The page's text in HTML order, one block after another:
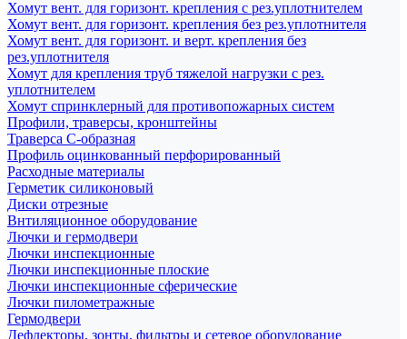
Хомут вент. для горизонт. крепления с рез.уплотнителем
Хомут вент. для горизонт. крепления без рез.уплотнителя
Хомут вент. для горизонт. и верт. крепления без
рез.уплотнителя
Хомут для крепления труб тяжелой нагрузки с рез.
уплотнителем
Хомут спринклерный для противопожарных систем
Профили, траверсы, кронштейны
Траверса С-образная
Профиль оцинкованный перфорированный
Расходные материалы
Герметик силиконовый
Диски отрезные
Внтиляционное оборудование
Лючки и гермодвери
Лючки инспекционные
Лючки инспекционные плоские
Лючки инспекционные сферические
Лючки пилометражные
Гермодвери
Дефлекторы, зонты, фильтры и сетевое оборудование